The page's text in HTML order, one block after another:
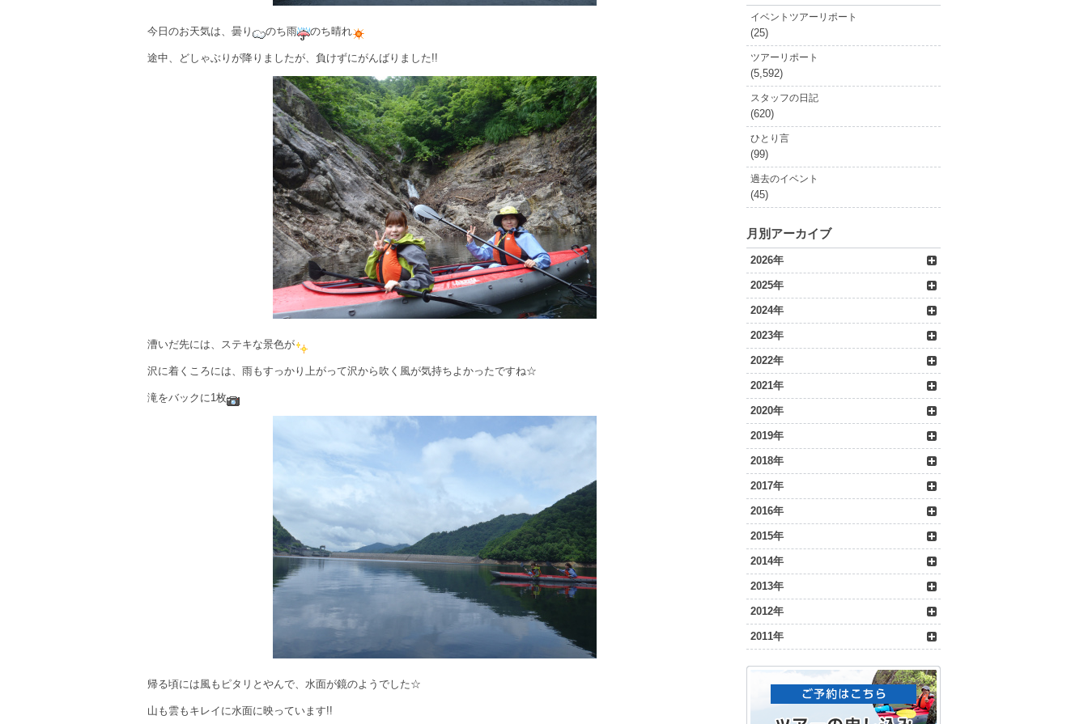
今日のお天気は、曇り のち雨 のち晴れ
途中、どしゃぶりが降りましたが、負けずにがんばりました!!
漕いだ先には、ステキな景色が
沢に着くころには、雨もすっかり上がって沢から吹く風が気持ちよかったですね☆
滝をバックに1枚
帰る頃には風もピタリとやんで、水面が鏡のようでした☆
山も雲もキレイに水面に映っています!!
イベントツアーリポート
(25)
ツアーリポート
(5,592)
スタッフの日記
(620)
ひとり言
(99)
過去のイベント
(45)
月別アーカイブ
2026年
2025年
2024年
2023年
2022年
2021年
2020年
2019年
2018年
2017年
2016年
2015年
2014年
2013年
2012年
2011年